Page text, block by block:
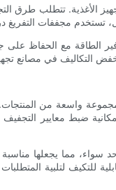
الأغذية. تتطلب طرق
الطاقة مع الحفاظ
واسعة من
إمكانية ضبط معايير
مما يجعلها
للتكيف لتلبية